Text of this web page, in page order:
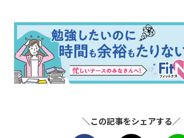
＼この記事をシェアする／